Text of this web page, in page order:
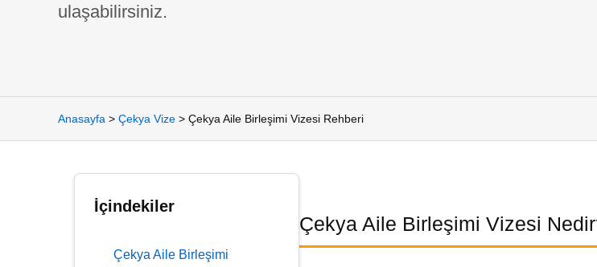
ulaşabilirsiniz.
Anasayfa > Çekya Vize > Çekya Aile Birleşimi Vizesi Rehberi
İçindekiler
Çekya Aile Birleşimi
Çekya Aile Birleşimi Vizesi